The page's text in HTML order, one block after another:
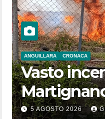
ANGUILLARA CRONACA
Vasto
5 AGOSTO 2026